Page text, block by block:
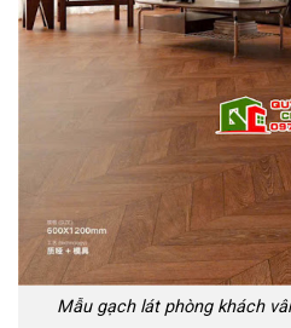
Mẫu gạch lát phòng khách